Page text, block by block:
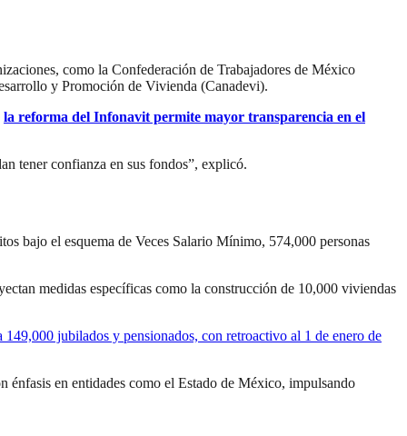
como la Confederación de Trabajadores de México
y Promoción de Vivienda (Canadevi).
la reforma del Infonavit permite mayor transparencia en el
tener confianza en sus fondos”, explicó.
bajo el esquema de Veces Salario Mínimo, 574,000 personas
medidas específicas como la construcción de 10,000 viviendas
jubilados y pensionados, con retroactivo al 1 de enero de
énfasis en entidades como el Estado de México, impulsando